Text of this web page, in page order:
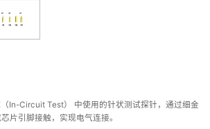
In-Circuit Test） 中使用的针状测试探针，通过细金
片引脚接触，实现电气连接。